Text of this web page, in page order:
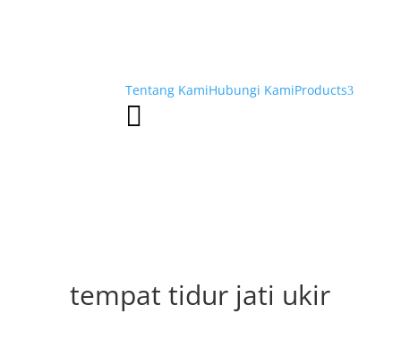
Tentang KamiHubungi KamiProducts3

tempat tidur jati ukir